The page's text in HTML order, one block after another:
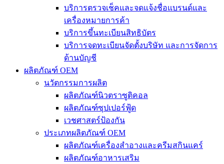
บริการตรวจเช็คและจดแจ้งชื่อแบรนด์และ
เครื่องหมายการค้า
บริการขึ้นทะเบียนสิทธิบัตร
บริการจดทะเบียนจัดตั้งบริษัท และการจัดการ
ด้านบัญชี
ผลิตภัณฑ์ OEM
นวัตกรรมการผลิต
ผลิตภัณฑ์นิวตราซูติคอล
ผลิตภัณฑ์ซุปเปอร์ฟู้ด
เวชศาสตร์ป้องกัน
ประเภทผลิตภัณฑ์ OEM
ผลิตภัณฑ์เครื่องสำอางและครีมสกินแคร์
ผลิตภัณฑ์อาหารเสริม